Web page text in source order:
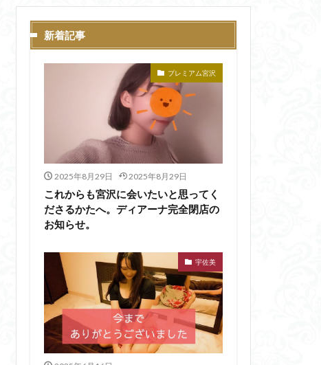
新着記事
プレミアム宮沢
2025年8月29日 2025年8月29日
これからも宮沢に会いたいと思ってく
ださるかたへ。ディアーナ完全閉店の
お知らせ。
宇佐美